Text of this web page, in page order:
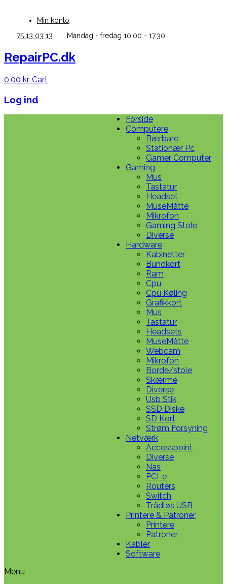
Min konto
75 13 03 13
Mandag - fredag 10.00 - 17.30
RepairPC.dk
0,00 kr. Cart
Log ind
Forside
Computere
Bærbare
Stationær Pc
Gamer Computer
Gaming
Mus
Tastatur
Headset
MuseMåtte
Mikrofon
Gaming Stole
Diverse
Hardware
Kabinetter
Bundkort
Ram
Cpu
Cpu Køling
Grafikkort
Mus
Tastatur
Headsets
MuseMåtte
Webcam
Mikrofon
Borde/stole
Skærme
Diverse
Usb Stik
SSD Diske
SD Kort
Strøm Forsyning
Netværk
Accesspoint
Diverse
Nas
PCI-e
Routers
Switch
Trådløs USB
Printere & Patroner
Printere
Patroner
Kabler
Software
Menu